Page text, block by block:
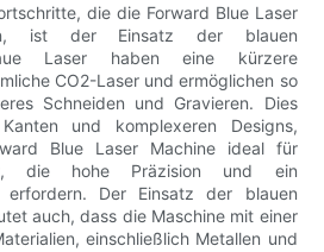
die die Forward Blue Laser
ist der Einsatz der blauen
Laser haben eine kürzere
CO2-Laser und ermöglichen so
Schneiden und Gravieren. Dies
und komplexeren Designs,
Blue Laser Machine ideal für
die hohe Präzision und ein
erfordern. Der Einsatz der blauen
auch, dass die Maschine mit einer
einschließlich Metallen und